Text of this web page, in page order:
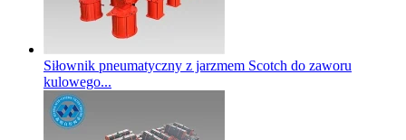
Siłownik pneumatyczny z jarzmem Scotch do zaworu
kulowego...